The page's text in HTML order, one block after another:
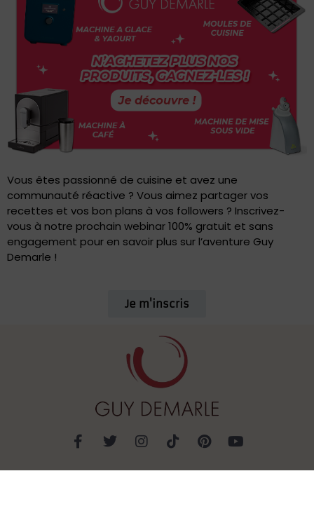
Vous êtes passionné de cuisine et avez une
communauté réactive ? Vous aimez partager vos
recettes et vos bon plans à vos followers ? Inscrivez-
vous à notre prochain webinar 100% gratuit et sans
engagement pour en savoir plus sur l’aventure Guy
Demarle !
Je m'inscris